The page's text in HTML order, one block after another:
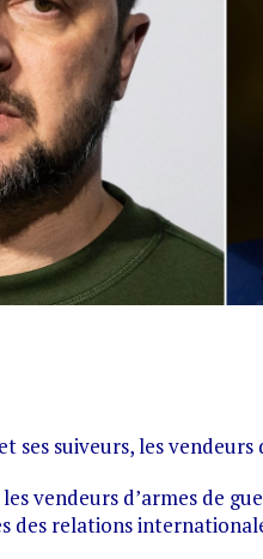
ses suiveurs, les
vendeurs d’armes de
des relations